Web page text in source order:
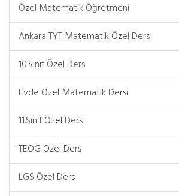
Özel Matematik Öğretmeni
Ankara TYT Matematik Özel Ders
10.Sınıf Özel Ders
Evde Özel Matematik Dersi
11.Sınıf Özel Ders
TEOG Özel Ders
LGS Özel Ders